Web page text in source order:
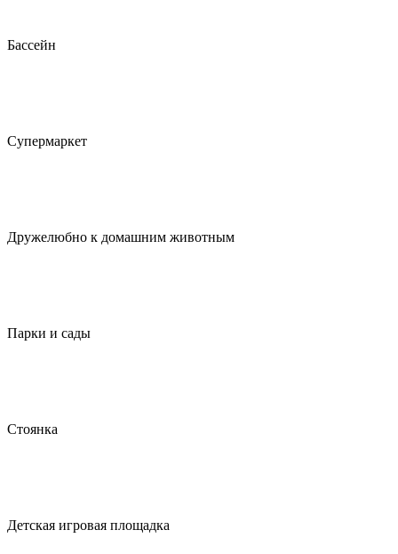
Бассейн
Супермаркет
Дружелюбно к домашним животным
Парки и сады
Стоянка
Детская игровая площадка